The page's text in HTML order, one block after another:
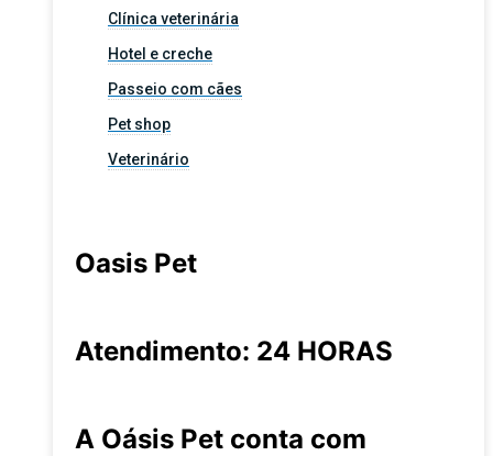
Clínica veterinária
Hotel e creche
Passeio com cães
Pet shop
Veterinário
Oasis Pet
Atendimento: 24 HORAS
A Oásis Pet conta com